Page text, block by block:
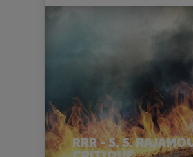
RRR - S. S.